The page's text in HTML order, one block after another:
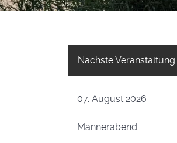
Nächste Veranstaltung:
07. August 2026
Männerabend